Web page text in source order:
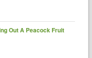
Out A Peacock Fruit